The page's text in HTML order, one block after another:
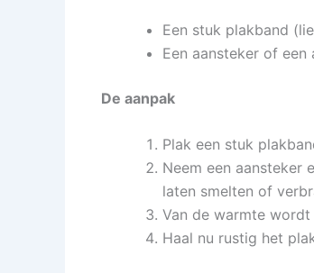
Een stuk plakband
Een aansteker of
De aanpak
Plak een stuk
Neem een aansteker
laten smelten of
Van de warmte
Haal nu rustig het